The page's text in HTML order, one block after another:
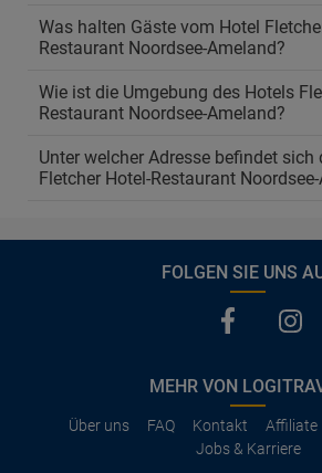
Was halten Gäste vom Hotel
Restaurant Noordsee-Ameland?
Wie ist die Umgebung des Hotels
Restaurant Noordsee-Ameland?
Unter welcher Adresse befindet sich
Fletcher Hotel-Restaurant
FOLGEN SIE UNS
MEHR VON
Über uns FAQ Kontakt Affiliate
Jobs & Karriere